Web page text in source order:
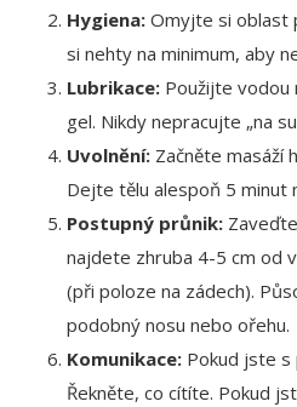
Hygiena: Omyjte si oblast
si nehty na minimum, aby
Lubrikace: Použijte vodou
gel. Nikdy nepracujte „na
Uvolnění: Začněte masáží
Dejte tělu alespoň 5 minut
Postupný průnik:
najdete zhruba 4-5 cm od
(při poloze na zádech).
podobný nosu nebo ořehu.
Komunikace: Pokud jste
Řekněte, co cítíte. Pokud